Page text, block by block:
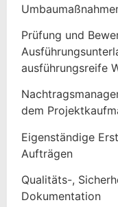
Prüfung und
ausführungsreife
dem
Eigenständige
Aufträgen
Qualitäts-,
Dokumentation